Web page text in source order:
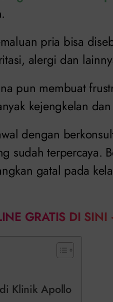
pria bisa
alergi dan
pun membuat
kejengkelan
dengan
sudah terpercaya.
gatal pada
GRATIS DI SINI
Klinik Apollo